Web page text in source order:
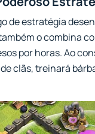
de estratégia
o combina
por horas. Ao
clãs, treinará